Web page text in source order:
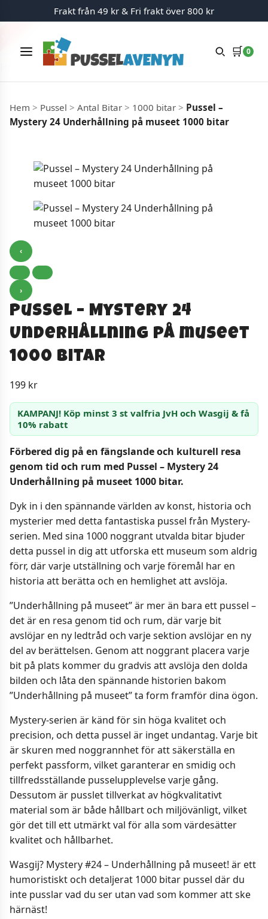
Hoppa till innehåll
Frakt från 49 kr & Fri frakt över 800 kr
Meny 🛒 0
Hem > Pussel > Antal Bitar > 1000 bitar > Pussel –
Mystery 24 Underhållning på museet 1000 bitar
‹
›
Pussel – Mystery 24
Underhållning på museet
1000 bitar
199 kr
KAMPANJ! Köp minst 3 st valfria JvH och Wasgij & få
10% rabatt
Förbered dig på en fängslande och kulturell resa
genom tid och rum med Pussel – Mystery 24
Underhållning på museet 1000 bitar.
Dyk in i den spännande världen av konst, historia och
mysterier med detta fantastiska pussel från Mystery-
serien. Med sina 1000 noggrant utvalda bitar bjuder
detta pussel in dig att utforska ett museum som aldrig
förr, där varje utställning och varje föremål har en
historia att berätta och en hemlighet att avslöja.
”Underhållning på museet” är mer än bara ett pussel –
det är en resa genom tid och rum, där varje bit
avslöjar en ny ledtråd och varje sektion avslöjar en ny
del av berättelsen. Genom att noggrant placera varje
bit på plats kommer du gradvis att avslöja den dolda
bilden och låta den spännande historien bakom
”Underhållning på museet” ta form framför dina ögon.
Mystery-serien är känd för sin höga kvalitet och
precision, och detta pussel är inget undantag. Varje bit
är skuren med noggrannhet för att säkerställa en
perfekt passform, vilket garanterar en smidig och
tillfredsställande pusselupplevelse varje gång.
Dessutom är pusslet tillverkat av högkvalitativt
material som är både hållbart och miljövänligt, vilket
gör det till ett utmärkt val för alla som värdesätter
kvalitet och hållbarhet.
Wasgij? Mystery #24 – Underhållning på museet! är ett
humoristiskt och detaljerat 1000 bitar pussel där du
inte pusslar vad du ser utan vad som kommer att ske
härnäst!